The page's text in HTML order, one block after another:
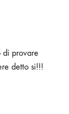
di provare
detto si!!!